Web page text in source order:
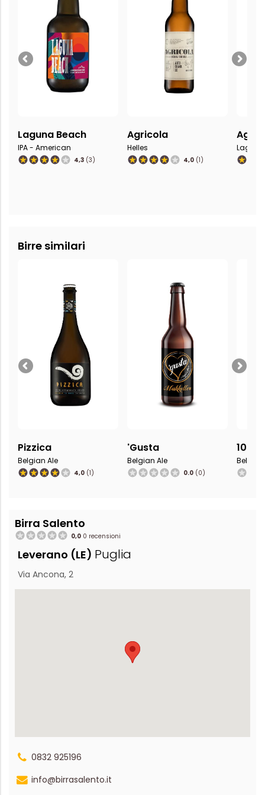
Laguna Beach
IPA - American
4,3 (3)
Agricola
Helles
4,0 (1)
Lager -
Birre similari
Pizzica
Belgian Ale
4,0 (1)
'Gusta
Belgian Ale
0.0 (0)
1059
Belgian
Birra Salento
0,0 0 recensioni
Leverano (LE) Puglia
Via Ancona, 2
0832 925196
info@birrasalento.it